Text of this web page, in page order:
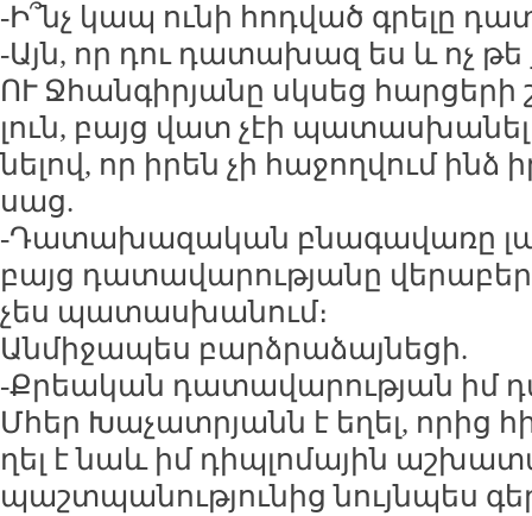
-Ի՞նչ կապ ու­նի հոդ­ված գրե­լը
-Այն, որ դու դա­տա­խազ ես և ոչ
ՈՒ Ջհան­գի­րյա­նը սկ­սեց
լուն, բայց վատ չէի
նե­լով, որ ի­րեն չի հա­ջող­վում
սաց.
-Դա­տա­խա­զա­կան բնա­գա­վա­ռը
բայց դա­տա­վա­րու­թյա­նը
չես պա­տաս­խա­նում։
Ան­մի­ջա­պես բարձ­րա­ձայ­նե­ցի.
-Քրեա­կան դա­տա­վա­րու­թյան իմ
Մհեր Խա­չատ­րյանն է ե­ղել, ո­րից
ղել է նաև իմ դիպ­լո­մա­յին
պաշտ­պա­նու­թյու­նից նույն­պես